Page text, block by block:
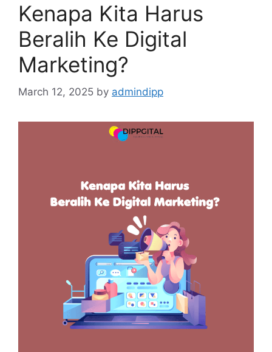
Kenapa Kita Harus
Beralih Ke Digital
Marketing?
March 12, 2025 by admindipp